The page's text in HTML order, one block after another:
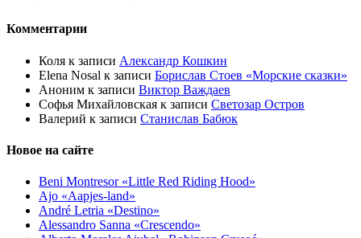
Комментарии
Коля к записи Александр Кошкин
Elena Nosal к записи Борислав Стоев «Морские сказки»
Аноним к записи Виктор Важдаев
Софья Михайловская к записи Светозар Остров
Валерий к записи Станислав Бабюк
Новое на сайте
Beni Montresor «Little Red Riding Hood»
Ajo «Aapjes-land»
André Letria «Destino»
Alessandro Sanna «Crescendo»